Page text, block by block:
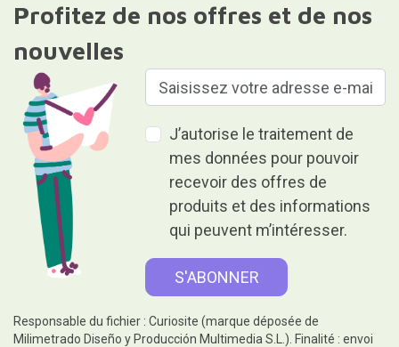
Profitez de nos offres et de nos
nouvelles
J’autorise le traitement de
mes données pour pouvoir
recevoir des offres de
produits et des informations
qui peuvent m’intéresser.
Responsable du fichier : Curiosite (marque déposée de
Milimetrado Diseño y Producción Multimedia S.L.). Finalité : envoi